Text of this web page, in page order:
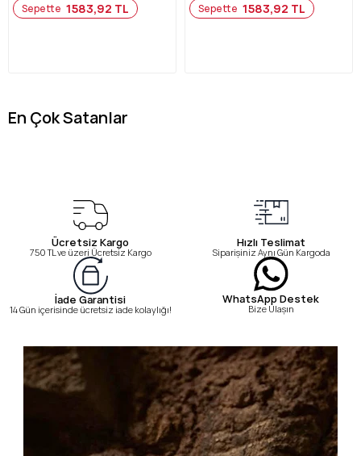
Sepette 1583,92 TL Sepette 1583,92 TL
En Çok Satanlar
Ücretsiz Kargo
750 TL ve üzeri Ücretsiz Kargo
Hızlı Teslimat
Siparişiniz Aynı Gün Kargoda
İade Garantisi
14 Gün içerisinde ücretsiz iade kolaylığı!
WhatsApp Destek
Bize Ulaşın